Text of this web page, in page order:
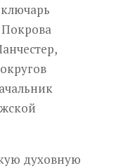
духовную